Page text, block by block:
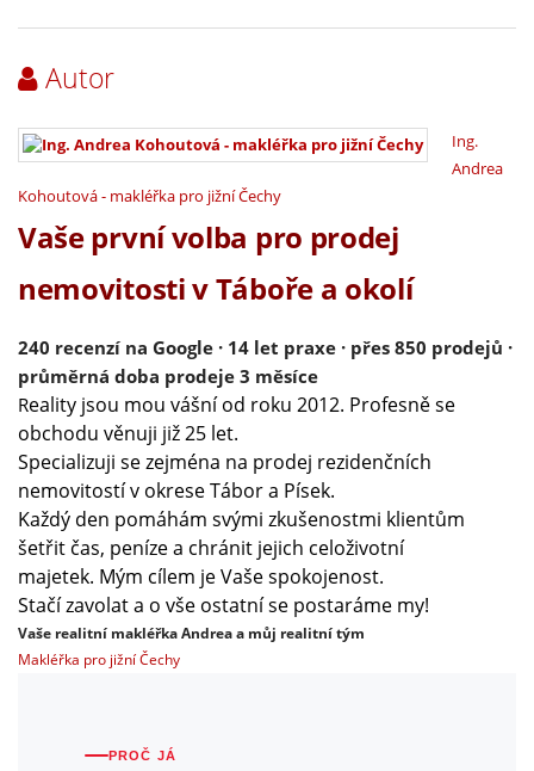
Autor
Ing.
Andrea
Kohoutová - makléřka pro jižní Čechy
Vaše první volba pro prodej
nemovitosti v Táboře a okolí
240 recenzí na Google · 14 let praxe · přes 850 prodejů ·
průměrná doba prodeje 3 měsíce
Reality jsou mou vášní od roku 2012. Profesně se
obchodu věnuji již 25 let.
Specializuji se zejména na prodej rezidenčních
nemovitostí v okrese Tábor a Písek.
Každý den pomáhám svými zkušenostmi klientům
šetřit čas, peníze a chránit jejich celoživotní
majetek. Mým cílem je Vaše spokojenost.
Stačí zavolat a o vše ostatní se postaráme my!
Vaše realitní makléřka Andrea a můj realitní tým
Makléřka pro jižní Čechy
PROČ JÁ